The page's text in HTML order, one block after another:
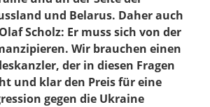
und Belarus. Daher auch
Scholz: Er muss sich von der
Wir brauchen einen
der in diesen Fragen
und klar den Preis für eine
gegen die Ukraine